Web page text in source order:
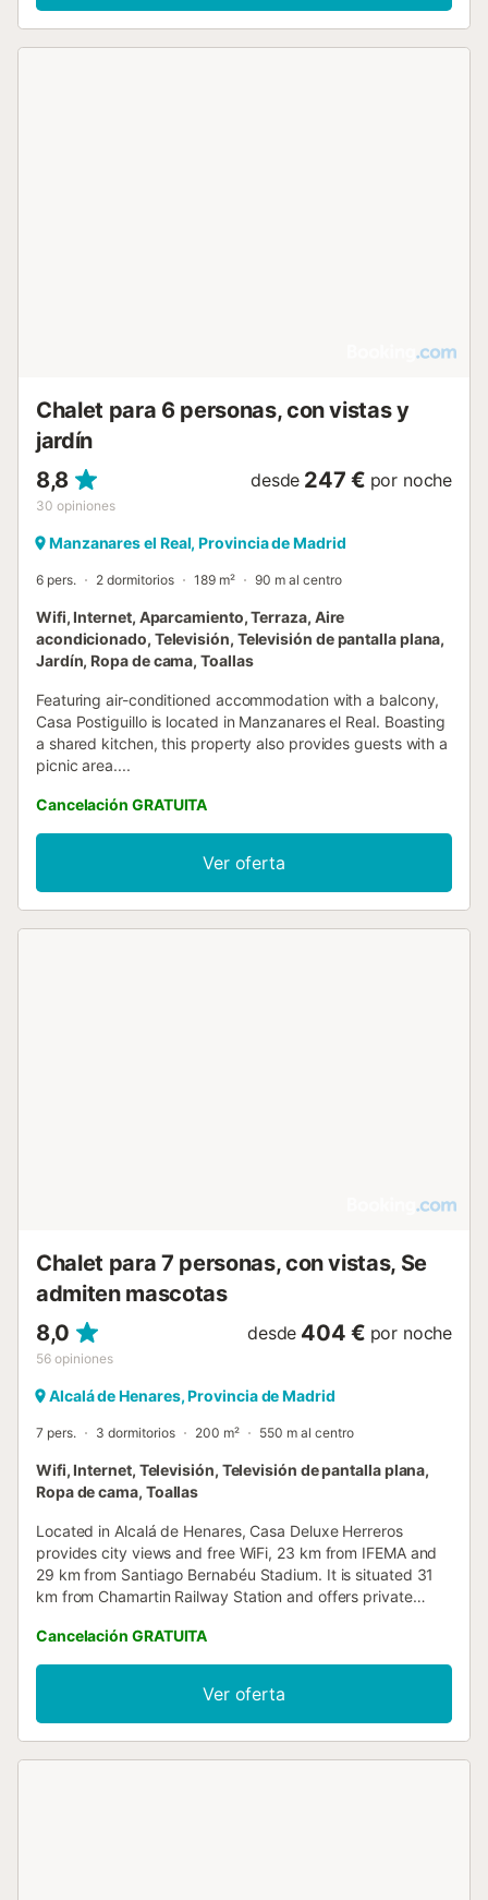
Chalet para 6 personas, con vistas y
jardín
8,8
30 opiniones
desde 247 € por noche
Manzanares el Real, Provincia de Madrid
6 pers. 2 dormitorios 189 m² 90 m al centro
Wifi, Internet, Aparcamiento, Terraza, Aire
acondicionado, Televisión, Televisión de pantalla plana,
Jardín, Ropa de cama, Toallas
Featuring air-conditioned accommodation with a balcony,
Casa Postiguillo is located in Manzanares el Real. Boasting
a shared kitchen, this property also provides guests with a
picnic area....
Cancelación GRATUITA
Ver oferta
Chalet para 7 personas, con vistas, Se
admiten mascotas
8,0
56 opiniones
desde 404 € por noche
Alcalá de Henares, Provincia de Madrid
7 pers. 3 dormitorios 200 m² 550 m al centro
Wifi, Internet, Televisión, Televisión de pantalla plana,
Ropa de cama, Toallas
Located in Alcalá de Henares, Casa Deluxe Herreros
provides city views and free WiFi, 23 km from IFEMA and
29 km from Santiago Bernabéu Stadium. It is situated 31
km from Chamartin Railway Station and offers private
Cancelación GRATUITA
Ver oferta